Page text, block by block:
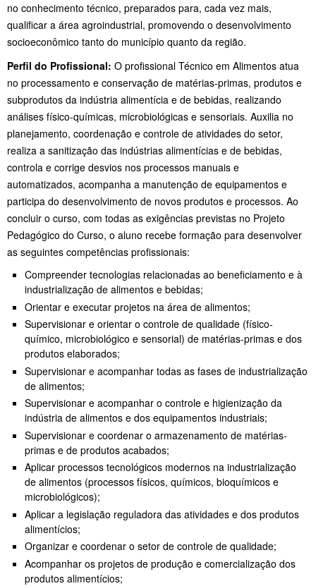
no conhecimento técnico, preparados para, cada vez mais,
qualificar a área agroindustrial, promovendo o desenvolvimento
socioeconômico tanto do município quanto da região.
Perfil do Profissional: O profissional Técnico em Alimentos atua
no processamento e conservação de matérias-primas, produtos e
subprodutos da indústria alimentícia e de bebidas, realizando
análises físico-químicas, microbiológicas e sensoriais. Auxilia no
planejamento, coordenação e controle de atividades do setor,
realiza a sanitização das indústrias alimentícias e de bebidas,
controla e corrige desvios nos processos manuais e
automatizados, acompanha a manutenção de equipamentos e
participa do desenvolvimento de novos produtos e processos. Ao
concluir o curso, com todas as exigências previstas no Projeto
Pedagógico do Curso, o aluno recebe formação para desenvolver
as seguintes competências profissionais:
Compreender tecnologias relacionadas ao beneficiamento e à
industrialização de alimentos e bebidas;
Orientar e executar projetos na área de alimentos;
Supervisionar e orientar o controle de qualidade (físico-
químico, microbiológico e sensorial) de matérias-primas e dos
produtos elaborados;
Supervisionar e acompanhar todas as fases de industrialização
de alimentos;
Supervisionar e acompanhar o controle e higienização da
indústria de alimentos e dos equipamentos industriais;
Supervisionar e coordenar o armazenamento de matérias-
primas e de produtos acabados;
Aplicar processos tecnológicos modernos na industrialização
de alimentos (processos físicos, químicos, bioquímicos e
microbiológicos);
Aplicar a legislação reguladora das atividades e dos produtos
alimentícios;
Organizar e coordenar o setor de controle de qualidade;
Acompanhar os projetos de produção e comercialização dos
produtos alimentícios;